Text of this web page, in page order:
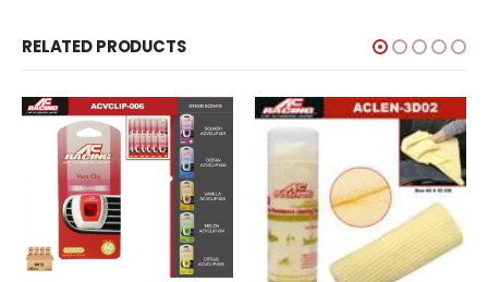
RELATED PRODUCTS